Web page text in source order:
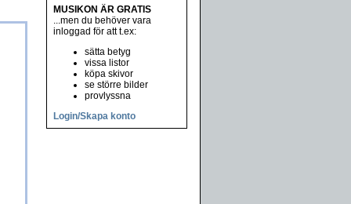
MUSIKON ÄR GRATIS
...men du behöver vara
inloggad för att t.ex:
sätta betyg
vissa listor
köpa skivor
se större bilder
provlyssna
Login/Skapa konto